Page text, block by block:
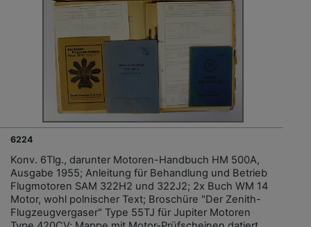
6224
Konv. 6Tlg., darunter Motoren-Handbuch HM 500A,
Ausgabe 1955; Anleitung für Behandlung und Betrieb
Flugmotoren SAM 322H2 und 322J2; 2x Buch WM 14
Motor, wohl polnischer Text; Broschüre "Der Zenith-
Flugzeugvergaser" Type 55TJ für Jupiter Motoren